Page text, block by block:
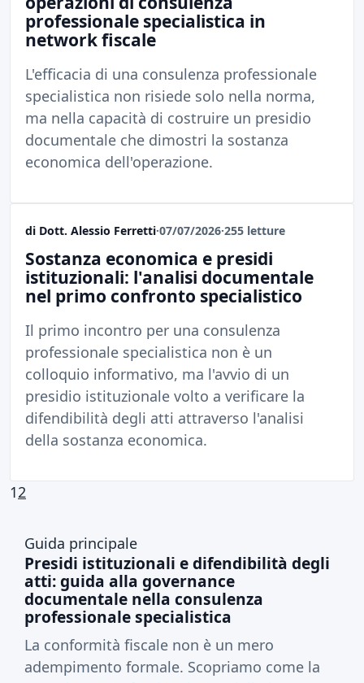
professionale specialistica in
network fiscale
L'efficacia di una consulenza professionale
specialistica non risiede solo nella norma,
ma nella capacità di costruire un presidio
documentale che dimostri la sostanza
economica dell'operazione.
di Dott. Alessio Ferretti·07/07/2026·255 letture
Sostanza economica e presidi
istituzionali: l'analisi documentale
nel primo confronto specialistico
Il primo incontro per una consulenza
professionale specialistica non è un
colloquio informativo, ma l'avvio di un
presidio istituzionale volto a verificare la
difendibilità degli atti attraverso l'analisi
della sostanza economica.
12
Guida principale
Presidi istituzionali e difendibilità degli
atti: guida alla governance
documentale nella consulenza
professionale specialistica
La conformità fiscale non è un mero
adempimento formale. Scopriamo come la